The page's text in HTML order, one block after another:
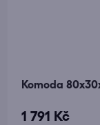
Komoda
1 791 Kč